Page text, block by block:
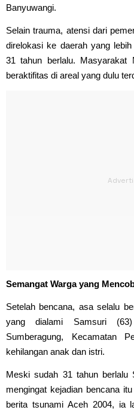
Banyuwangi.
Selain trauma, atensi dari
direlokasi ke daerah yang
31 tahun berlalu. Masyarakat
beraktifitas di areal yang dulu
Semangat Warga yang
Setelah bencana, asa selalu
yang dialami Samsuri
Sumberagung, Kecamatan
kehilangan anak dan istri.
Meski sudah 31 tahun berlalu
mengingat kejadian bencana
berita tsunami Aceh 2004, ia